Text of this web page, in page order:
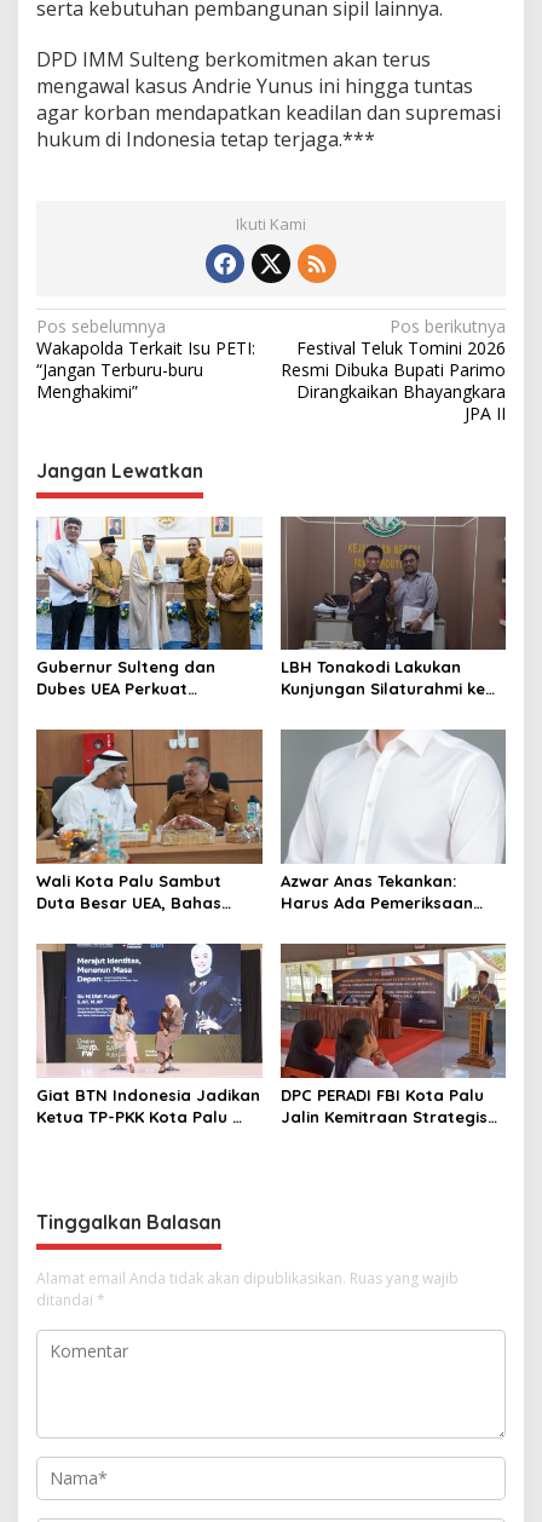
serta kebutuhan pembangunan sipil lainnya.
‎DPD IMM Sulteng berkomitmen akan terus
mengawal kasus Andrie Yunus ini hingga tuntas
agar korban mendapatkan keadilan dan supremasi
hukum di Indonesia tetap terjaga.***
Ikuti Kami
N
a
v
g
a
s
i
p
o
s
Pos sebelumnya
Wakapolda Terkait Isu PETI:
“Jangan Terburu-buru
Menghakimi”
Pos berikutnya
Festival Teluk Tomini 2026
Resmi Dibuka Bupati Parimo
Dirangkaikan Bhayangkara
JPA II
Jangan Lewatkan
Gubernur Sulteng dan
Dubes UEA Perkuat
Sektor Jadi Prioritas
LBH Tonakodi Lakukan
Kunjungan Silaturahmi ke
Wali Kota Palu Sambut
Duta Besar UEA, Bahas
Palu
Azwar Anas Tekankan:
Harus Ada Pemeriksaan
Pelanggaran AMDAL di
Lokasi CPM
Giat BTN Indonesia Jadikan
Ketua TP-PKK Kota Palu
DPC PERADI FBI Kota Palu
Jalin Kemitraan Strategis
Tinggalkan Balasan
Alamat email Anda tidak akan dipublikasikan. Ruas yang wajib
ditandai *